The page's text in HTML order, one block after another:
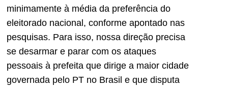
minimamente à média da preferência do
eleitorado nacional, conforme apontado nas
pesquisas. Para isso, nossa direção precisa
se desarmar e parar com os ataques
pessoais à prefeita que dirige a maior cidade
governada pelo PT no Brasil e que disputa